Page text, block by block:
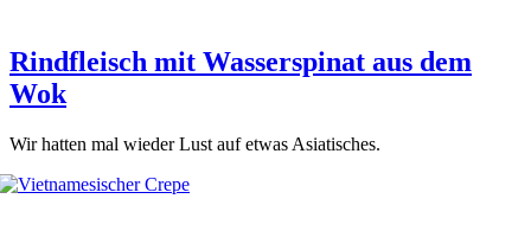
Rindfleisch mit Wasserspinat aus dem
Wok
Wir hat­ten mal wie­der Lust auf etwas Asia­ti­sches.